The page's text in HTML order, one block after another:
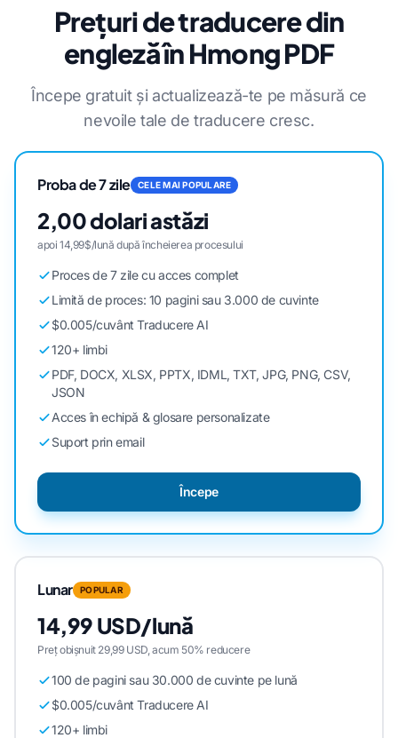
Prețuri de traducere din
engleză în Hmong PDF
Începe gratuit și actualizează-te pe măsură ce
nevoile tale de traducere cresc.
Proba de 7 zile CELE MAI POPULARE
2,00 dolari astăzi
apoi 14,99$/lună după încheierea procesului
Proces de 7 zile cu acces complet
Limită de proces: 10 pagini sau 3.000 de cuvinte
$0.005/cuvânt Traducere AI
120+ limbi
PDF, DOCX, XLSX, PPTX, IDML, TXT, JPG, PNG, CSV,
JSON
Acces în echipă & glosare personalizate
Suport prin email
Începe
Lunar POPULAR
14,99 USD/lună
Preț obișnuit 29,99 USD, acum 50% reducere
100 de pagini sau 30.000 de cuvinte pe lună
$0.005/cuvânt Traducere AI
120+ limbi